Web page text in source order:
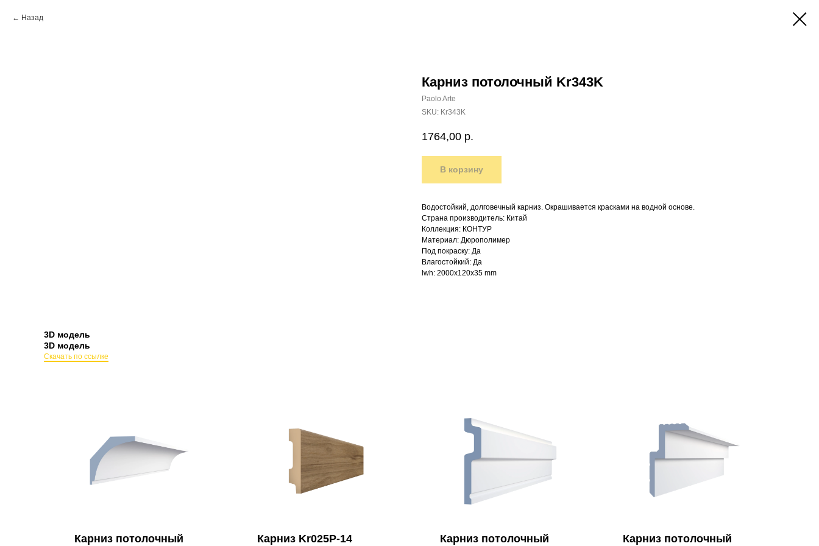
Назад
Карниз потолочный Kr343K
Paolo Arte
SKU: Kr343K
1764,00 р.
В корзину
Водостойкий, долговечный карниз. Окрашивается красками на водной основе.
Страна производитель: Китай
Коллекция: КОНТУР
Материал: Дюрополимер
Под покраску: Да
Влагостойкий: Да
lwh: 2000x120x35 mm
3D модель
3D модель
Скачать по ссылке
Карниз потолочный Карниз Kr025P-14 Карниз потолочный Карниз потолочный